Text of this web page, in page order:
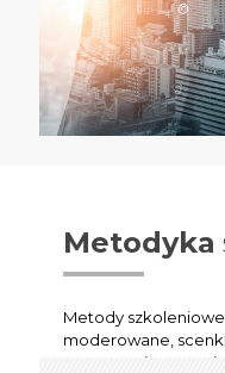
Metodyka
Metody
moderowane,
prezentacje, praca